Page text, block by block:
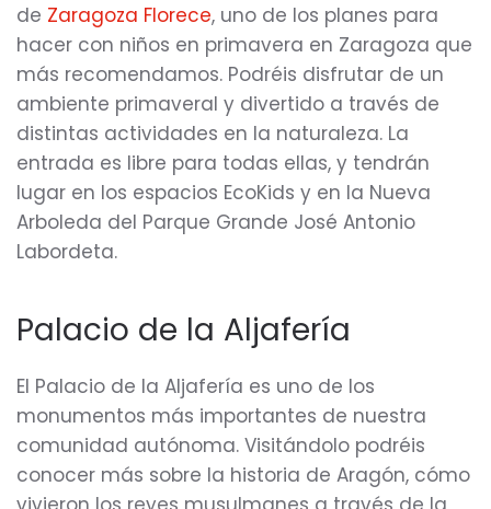
de Zaragoza Florece, uno de los planes para
hacer con niños en primavera en Zaragoza que
más recomendamos. Podréis disfrutar de un
ambiente primaveral y divertido a través de
distintas actividades en la naturaleza. La
entrada es libre para todas ellas, y tendrán
lugar en los espacios EcoKids y en la Nueva
Arboleda del Parque Grande José Antonio
Labordeta.
Palacio de la Aljafería
El Palacio de la Aljafería es uno de los
monumentos más importantes de nuestra
comunidad autónoma. Visitándolo podréis
conocer más sobre la historia de Aragón, cómo